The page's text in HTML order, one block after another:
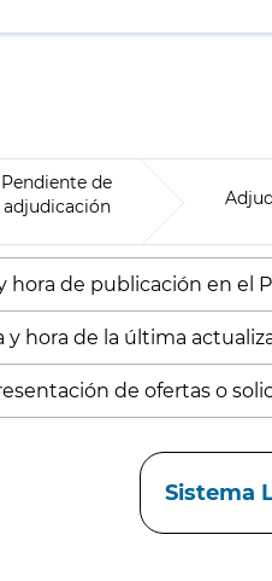
Pendiente de
adjudicación
hora de publicación en el
y hora de la última
de ofertas o
Sistema